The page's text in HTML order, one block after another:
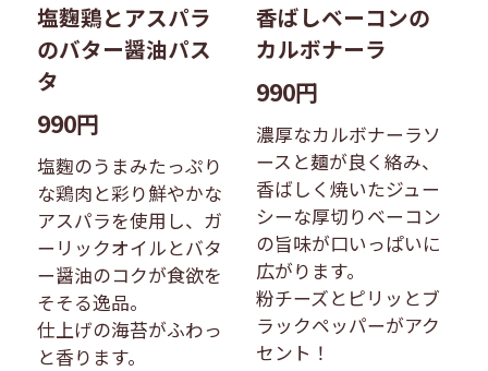
塩麴鶏とアスパラ
のバター醤油パス
タ​
990円
塩麴のうまみたっぷり
な鶏肉と彩り鮮やかな
アスパラを使用し、ガ
ーリックオイルとバタ
ー醤油のコクが食欲を
そそる逸品。
仕上げの海苔がふわっ
と香ります。
香ばしベーコンの
カルボナーラ​
990円
濃厚なカルボナーラソ
ースと麺が良く絡み、
香ばしく焼いたジュー
シーな厚切りベーコン
の旨味が口いっぱいに
広がります。​
粉チーズとピリッとブ
ラックペッパーがアク
セント！​